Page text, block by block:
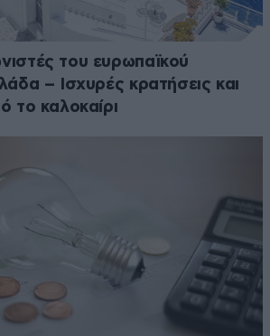
του ευρωπαϊκού
– Ισχυρές κρατήσεις και
το καλοκαίρι